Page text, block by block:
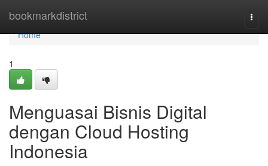
bookmarkdistrict
Home
Home
1
Menguasai Bisnis Digital
dengan Cloud Hosting
Indonesia